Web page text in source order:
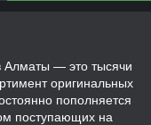
Алматы — это тысячи
оригинальных
пополняется
поступающих на